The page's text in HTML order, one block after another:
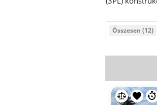
Összesen (12)